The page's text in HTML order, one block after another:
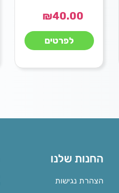
₪40.00
לפרטים
החנות שלנו
הצהרת נגישות